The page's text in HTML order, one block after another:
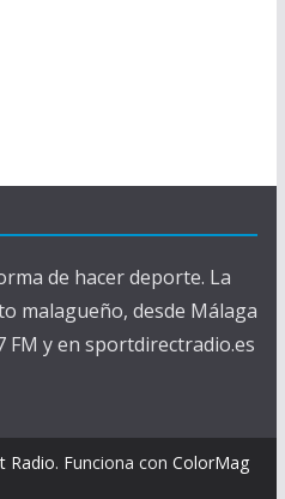
de hacer deporte. La
malagueño, desde Málaga
FM y en sportdirectradio.es
Radio. Funciona con ColorMag